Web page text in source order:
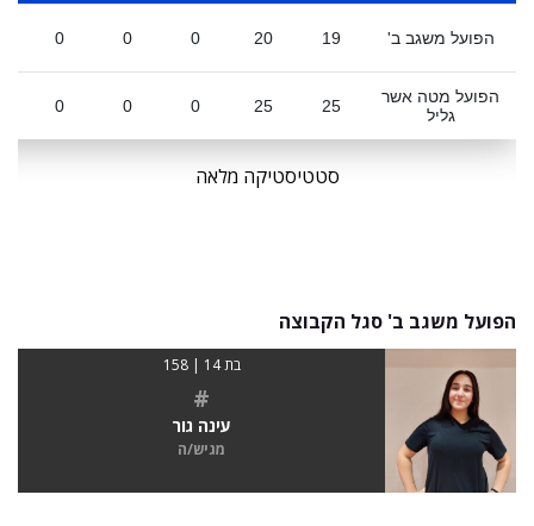
הפועל משגב ב' 19
20
0
0
0
הפועל מטה אשר
גליל
25
25
0
0
0
סטטיסטיקה מלאה
הפועל משגב ב' סגל הקבוצה
בת 14 | 158
#
עינה גור
מגיש/ה